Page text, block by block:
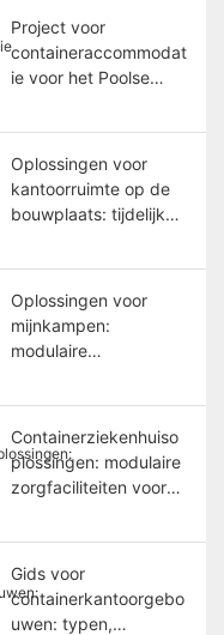
Project voor
containeraccommodat
ie voor het Poolse
Oplossingen voor
kantoorruimte op de
bouwplaats: tijdelijke
projectlocaties
Oplossingen voor
mijnkampen:
modulaire
werknemers bij
afgelegen
mijnbouwprojecten
Containerziekenhuiso
plossingen: modulaire
zorgfaciliteiten voor
Gids voor
containerkantoorgebo
uwen: typen,